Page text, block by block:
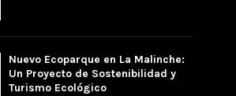
Nuevo Ecoparque en La Malinche:
Un Proyecto de Sostenibilidad y
Turismo Ecológico